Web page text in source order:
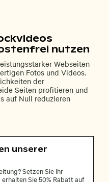
nutzen
Webseiten
Fotos und Videos.
der
Seiten profitieren und
auf Null reduzieren
unserer
Setzen Sie Ihr
Sie 50% Rabatt auf